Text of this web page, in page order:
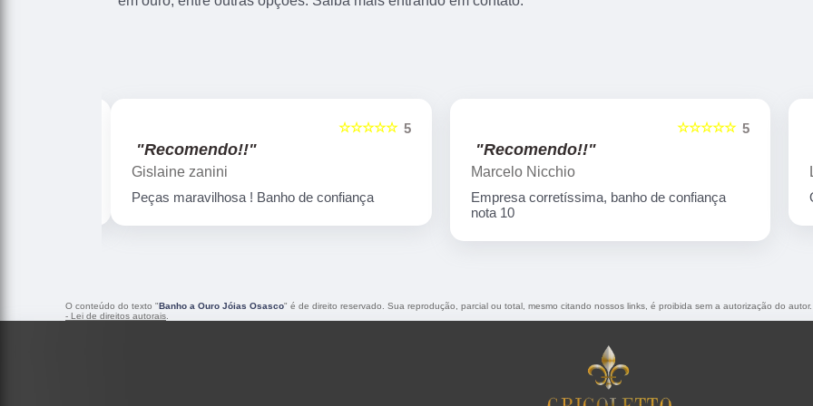
5
☆☆☆☆☆
"Recomendo!!"
Gislaine zanini
Peças maravilhosa ! Banho de confiança
5
☆☆☆☆☆
"Recomendo!!"
Marcelo Nicchio
Empresa corretíssima, banho de confiança
nota 10
O conteúdo do texto "Banho a Ouro Jóias Osasco" é de direito reservado. Sua reprodução, parcial ou total, mesmo citando nossos links, é proibida sem a autorização do
- Lei de direitos autorais